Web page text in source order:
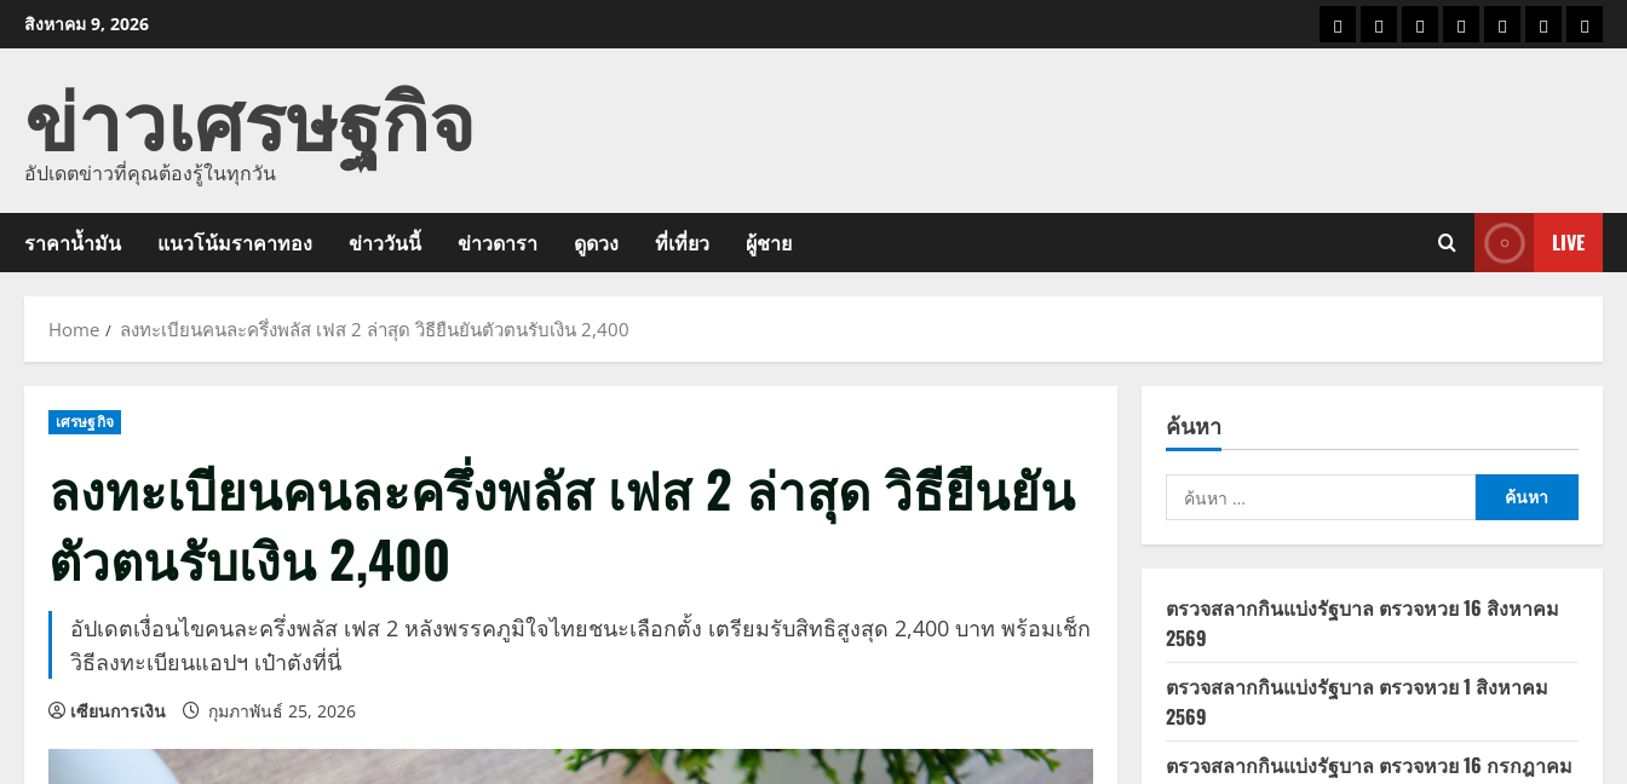
Skip
to
สิงหาคม 9, 2026
ราคาแนว
ข่าว
ข่าว
ดูด
ที่
ผู้ชา
ข่าวเศรษฐกิจ
อัปเดตข่าวที่คุณต้องรู้ในทุกวัน
ราคาน้ำมัน แนวโน้มราคาทอง ข่าววันนี้ ข่าวดารา ดูดวง ที่เที่ยว ผู้ชาย LIVE
Home ลงทะเบียนคนละครึ่งพลัส เฟส 2 ล่าสุด วิธียืนยันตัวตนรับเงิน 2,400
เศรษฐกิจ
ลงทะเบียนคนละครึ่งพลัส เฟส 2 ล่าสุด วิธียืนยัน
ตัวตนรับเงิน 2,400
อัปเดตเงื่อนไขคนละครึ่งพลัส เฟส 2 หลังพรรคภูมิใจไทยชนะเลือกตั้ง เตรียมรับสิทธิสูงสุด 2,400 บาท พร้อมเช็ก
วิธีลงทะเบียนแอปฯ เป๋าตังที่นี่
เซียนการเงิน กุมภาพันธ์ 25, 2026
ค้นหา
ค้นหา
สำหรับ:
ตรวจสลากกินแบ่งรัฐบาล ตรวจหวย 16 สิงหาคม
2569
ตรวจสลากกินแบ่งรัฐบาล ตรวจหวย 1 สิงหาคม
2569
ตรวจสลากกินแบ่งรัฐบาล ตรวจหวย 16 กรกฎาคม